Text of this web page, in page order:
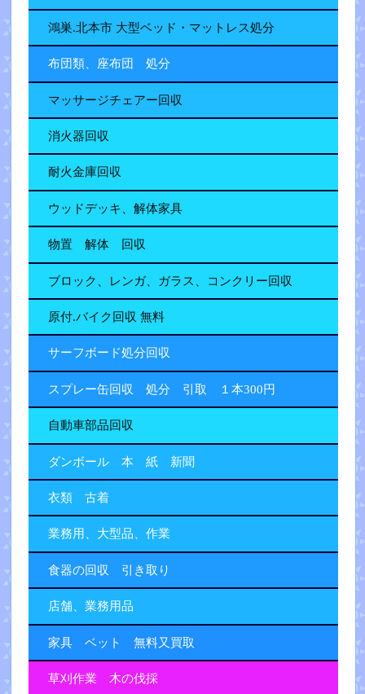
鴻巣.北本市 大型ベッド・マットレス処分
布団類、座布団 処分
マッサージチェアー回収
消火器回収
耐火金庫回収
ウッドデッキ、解体家具
物置 解体 回収
ブロック、レンガ、ガラス、コンクリー回収
原付.バイク回収 無料
サーフボード処分回収
スプレー缶回収 処分 引取 １本300円
自動車部品回収
ダンボール 本 紙 新聞
衣類 古着
業務用、大型品、作業
食器の回収 引き取り
店舗、業務用品
家具 ベット 無料又買取
草刈作業 木の伐採